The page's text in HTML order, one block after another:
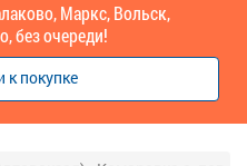
Маркс, Вольск,
без очереди!
к покупке